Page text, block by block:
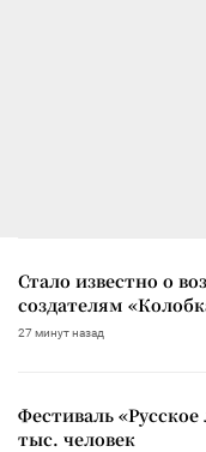
Стало известно о
создателям
27 минут назад
Фестиваль
тыс. человек